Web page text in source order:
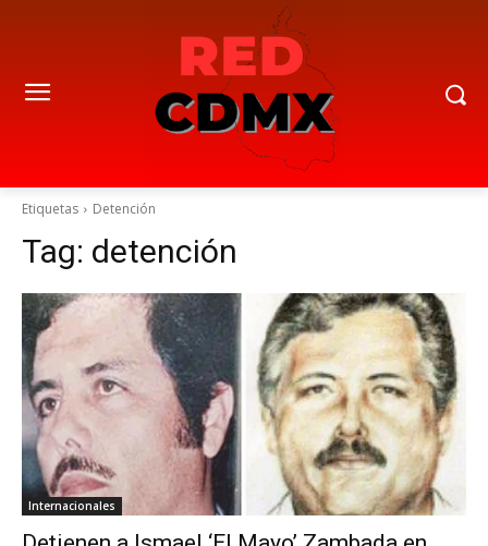
Etiquetas Detención
Tag: detención
Internacionales